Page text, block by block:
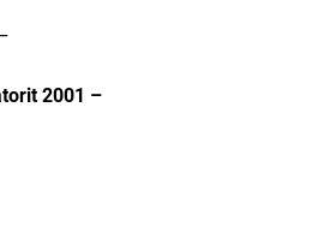
2001 –